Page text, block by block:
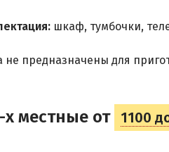
шкаф, тумбочки,
не предназначены для
местные от 1100